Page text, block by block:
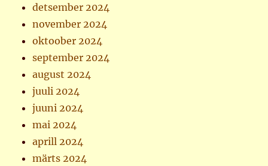
detsember 2024
november 2024
oktoober 2024
september 2024
august 2024
juuli 2024
juuni 2024
mai 2024
aprill 2024
märts 2024